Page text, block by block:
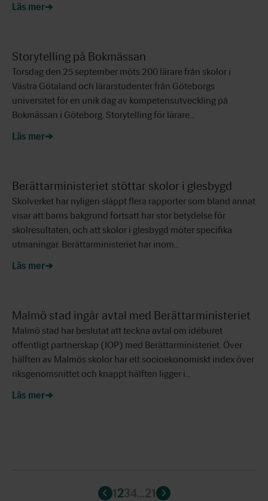
Läs mer
Storytelling på Bokmässan
Torsdag den 25 september möts 200 lärare från skolor i
Västra Götaland och lärarstudenter från Göteborgs
universitet för en unik dag av kompetensutveckling på
Bokmässan i Göteborg. Storytelling för lärare…
Läs mer
Berättarministeriet stöttar skolor i glesbygd
Skolverket har nyligen släppt flera rapporter som bland annat
visar att barns bakgrund fortsatt har stor betydelse för
skolresultaten, och att skolor i glesbygd möter specifika
utmaningar. Berättarministeriet har inom…
Läs mer
Malmö stad ingår avtal med Berättarministeriet
Malmö stad har beslutat att teckna avtal om idéburet
offentligt partnerskap (IOP) med Berättarministeriet. Över
hälften av Malmös skolor har ett socioekonomiskt index över
riksgenomsnittet och knappt hälften ligger i…
Läs mer
1234…21